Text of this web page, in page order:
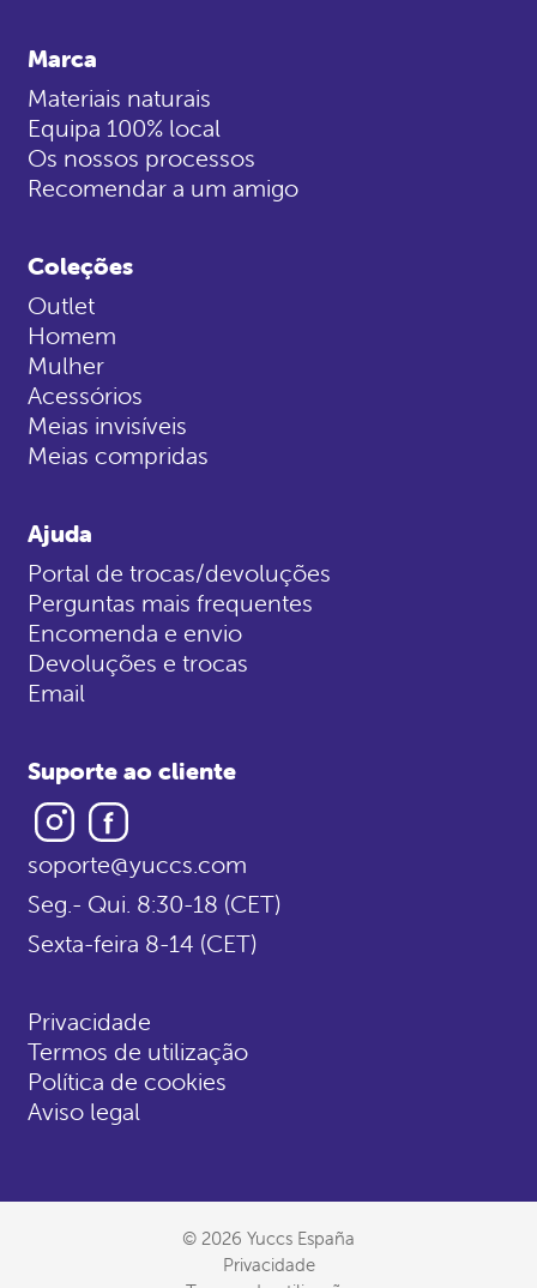
Marca
Materiais naturais
Equipa 100% local
Os nossos processos
Recomendar a um amigo
Coleções
Outlet
Homem
Mulher
Acessórios
Meias invisíveis
Meias compridas
Ajuda
Portal de trocas/devoluções
Perguntas mais frequentes
Encomenda e envio
Devoluções e trocas
Email
Suporte ao cliente
Instagram
soporte@yuccs.com
Seg.- Qui. 8:30-18 (CET)
Sexta-feira 8-14 (CET)
Privacidade
Termos de utilização
Política de cookies
Aviso legal
© 2026 Yuccs España
Privacidade